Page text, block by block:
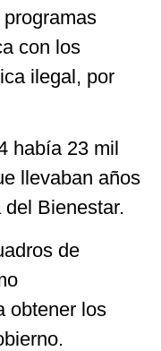
con los
ilegal, por
había 23 mil
llevaban años
Bienestar.
de
obtener los